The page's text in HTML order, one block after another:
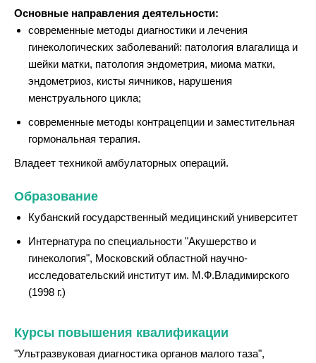
Основные направления деятельности:
современные методы диагностики и лечения
гинекологических заболеваний: патология влагалища и
шейки матки, патология эндометрия, миома матки,
эндометриоз, кисты яичников, нарушения
менструального цикла;
современные методы контрацепции и заместительная
гормональная терапия.
Владеет техникой амбулаторных операций.
Образование
Кубанский государственный медицинский университет
Интернатура по специальности "Акушерство и
гинекология", Московский областной научно-
исследовательский институт им. М.Ф.Владимирского
(1998 г.)
Курсы повышения квалификации
"Ультразвуковая диагностика органов малого таза",